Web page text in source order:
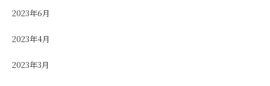
2023年6月
2023年4月
2023年3月